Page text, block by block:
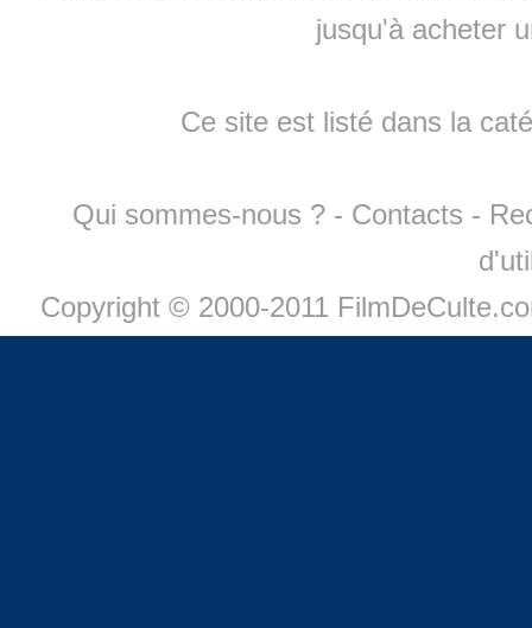
jusqu'à acheter
Ce site est listé dans la
Qui sommes-nous ? - Contacts -
Copyright © 2000-2011